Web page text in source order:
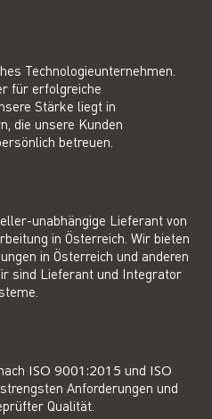
Technologieunternehmen.
für erfolgreiche
Stärke liegt in
die unsere Kunden
betreuen.
unabhängige Lieferant von
in Österreich. Wir bieten
in Österreich und anderen
sind Lieferant und Integrator
ISO 9001:2015 und ISO
Anforderungen und
Qualität.